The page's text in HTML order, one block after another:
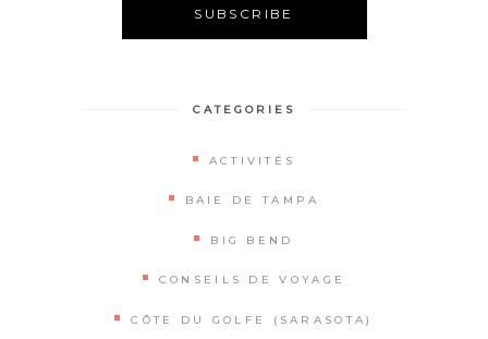
CATEGORIES
ACTIVITÉS
BAIE DE TAMPA
BIG BEND
CONSEILS DE VOYAGE
CÔTE DU GOLFE (SARASOTA)